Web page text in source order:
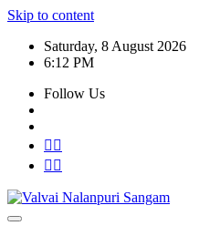
Skip to content
Saturday, 8 August 2026
6:12 PM
Follow Us